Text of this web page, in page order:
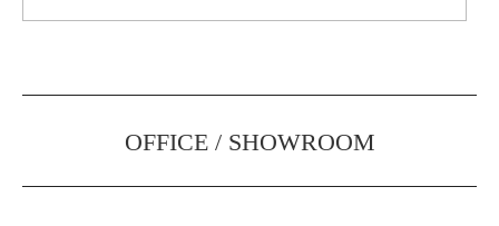
OFFICE / SHOWROOM